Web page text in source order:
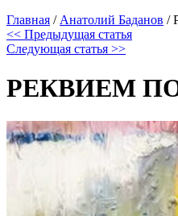
Главная / Анатолий Баданов /
<< Предыдущая статья
Следующая статья >>
РЕКВИЕМ